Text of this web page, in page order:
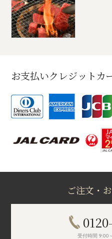
お支払いクレジットカ
ご注文・
受付時間 9:00